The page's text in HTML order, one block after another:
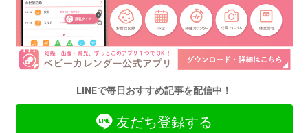
LINEで毎日おすすめ記事を配信中！
友だち登録する